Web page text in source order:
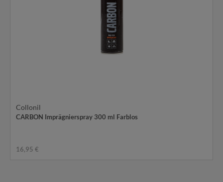
Collonil
CARBON Imprägnierspray 300 ml Farblos
16,95 €